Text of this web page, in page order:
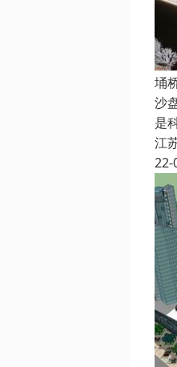
埇
沙
是
江
22-